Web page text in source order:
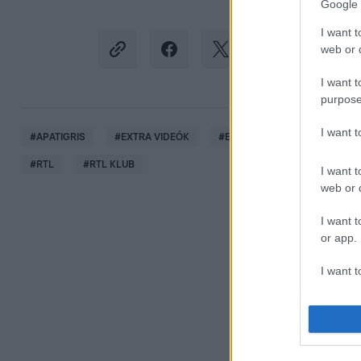
Google
I want
web or
I want
I want
I want
web or
I want
or app.
I want
I want
#APATIGRIS #EXTRA VIDEÓK #EXKLUZÍV JELENET #
#RTL #RTL KLUB